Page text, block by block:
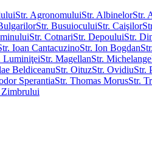
Str. AgronomuluiStr. AlbinelorStr.
Str. BusuioculuiStr. Caişilor
Str. CotnariStr. DepouluiStr.
Ioan CantacuzinoStr. Ion Bogdan
LuminiţeiStr. MagellanStr.
BeldiceanuStr. OituzStr. OvidiuStr.
SperantiaStr. Thomas MorusStr.
Zimbrului